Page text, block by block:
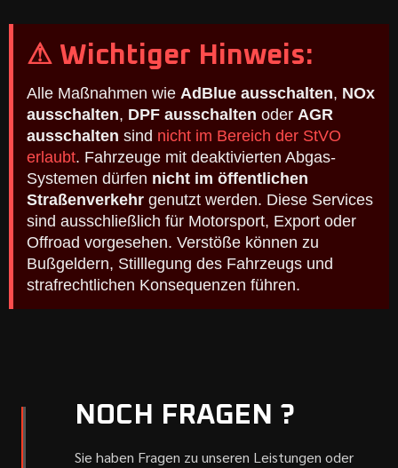
⚠ Wichtiger Hinweis:
Alle Maßnahmen wie AdBlue ausschalten, NOx
ausschalten, DPF ausschalten oder AGR
ausschalten sind nicht im Bereich der StVO
erlaubt. Fahrzeuge mit deaktivierten Abgas-
Systemen dürfen nicht im öffentlichen
Straßenverkehr genutzt werden. Diese Services
sind ausschließlich für Motorsport, Export oder
Offroad vorgesehen. Verstöße können zu
Bußgeldern, Stilllegung des Fahrzeugs und
strafrechtlichen Konsequenzen führen.
NOCH FRAGEN ?
Sie haben Fragen zu unseren Leistungen oder